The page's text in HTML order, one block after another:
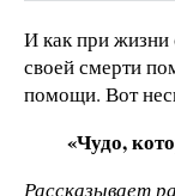
И как при жизни
своей смерти
помощи. Вот
«Чудо,
Рассказывает